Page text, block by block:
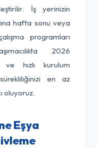
İş yerinizin
hafta sonu veya
programları
2026
hızlı kurulum
en az
oluyoruz.
Eşya